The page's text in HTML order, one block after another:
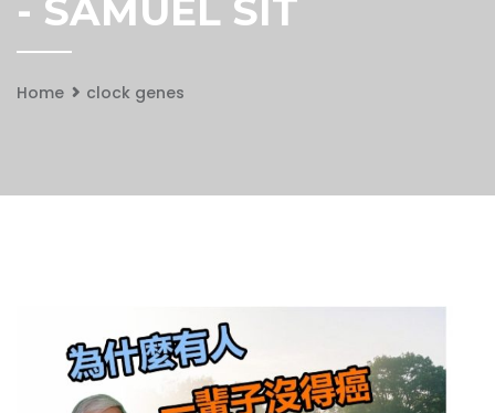
- SAMUEL SIT
Home clock genes